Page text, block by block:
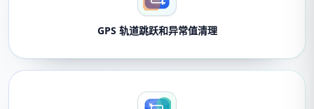
GPS 轨道跳跃和异常值清理